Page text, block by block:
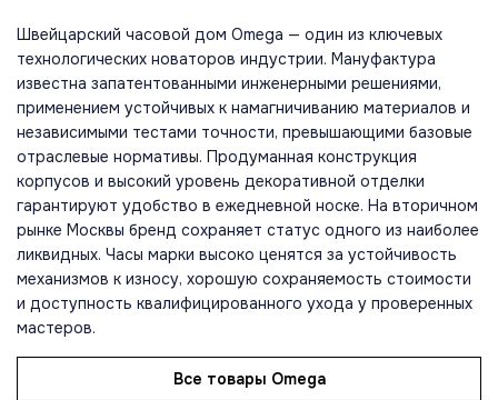
Швейцарский часовой дом Omega — один из ключевых
технологических новаторов индустрии. Мануфактура
известна запатентованными инженерными решениями,
применением устойчивых к намагничиванию материалов и
независимыми тестами точности, превышающими базовые
отраслевые нормативы. Продуманная конструкция
корпусов и высокий уровень декоративной отделки
гарантируют удобство в ежедневной носке. На вторичном
рынке Москвы бренд сохраняет статус одного из наиболее
ликвидных. Часы марки высоко ценятся за устойчивость
механизмов к износу, хорошую сохраняемость стоимости
и доступность квалифицированного ухода у проверенных
мастеров.
Все товары Omega